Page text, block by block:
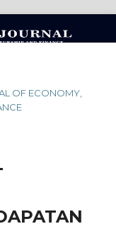
OF ECONOMY,